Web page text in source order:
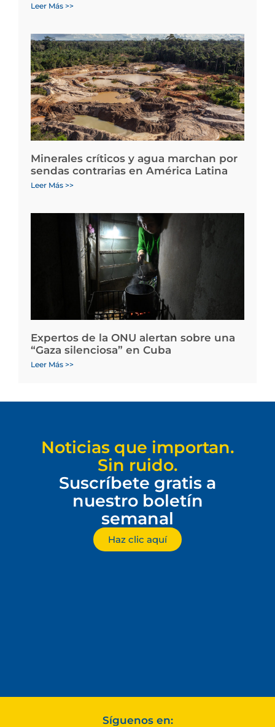
Leer Más >>
Minerales críticos y agua marchan por
sendas contrarias en América Latina
Leer Más >>
Expertos de la ONU alertan sobre una
“Gaza silenciosa” en Cuba
Leer Más >>
Noticias que importan.
Sin ruido.
Suscríbete gratis a
nuestro boletín
semanal
Haz clic aquí
Síguenos en: